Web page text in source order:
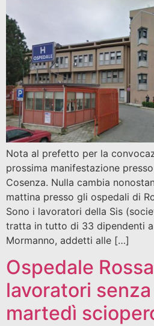
Nota al prefetto per la
prossima manifestazione
Cosenza. Nulla cambia
mattina presso gli ospedali di
Sono i lavoratori della Sis
tratta in tutto di 33 dipendenti a
Mormanno, addetti alle […]
Ospedale
lavoratori
martedì